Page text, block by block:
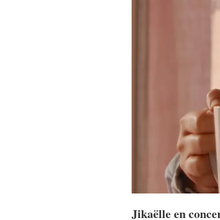
Jikaëlle en